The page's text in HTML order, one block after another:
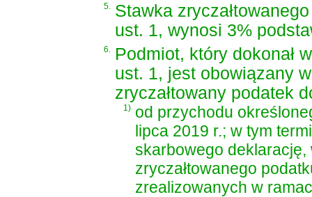
5. Stawka
ust. 1, wynosi 3%
6. Podmiot, który dokonał
ust. 1, jest obowiązany
zryczałtowany podatek
1) od przychodu
lipca 2019 r.; w tym
skarbowego deklarację,
zryczałtowanego
zrealizowanych w